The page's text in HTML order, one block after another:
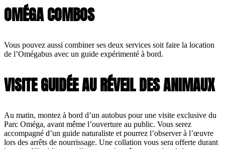
OMÉGA COMBOS
Vous pouvez aussi combiner ses deux services soit faire la location
de l’Omégabus avec un guide expérimenté à bord.
VISITE GUIDÉE AU RÉVEIL DES ANIMAUX
Au matin, montez à bord d’un autobus pour une visite exclusive du
Parc Oméga, avant même l’ouverture au public. Vous serez
accompagné d’un guide naturaliste et pourrez l’observer à l’œuvre
lors des arrêts de nourrissage. Une collation vous sera offerte durant